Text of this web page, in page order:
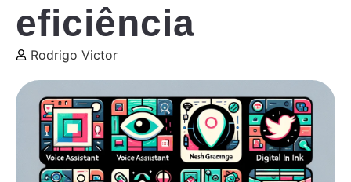
eficiência
Rodrigo Victor